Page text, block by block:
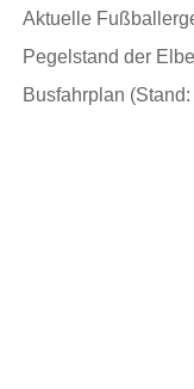
Aktuelle
Pegelstand der Elbe
Busfahrplan